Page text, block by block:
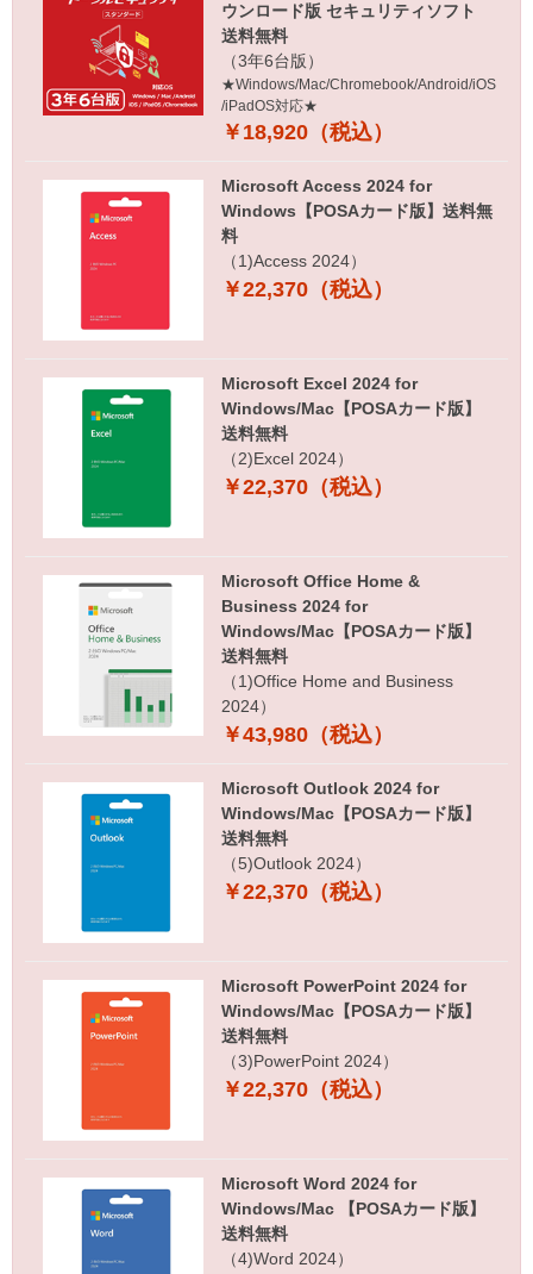
ウンロード版 セキュリティソフト
送料無料
（3年6台版）
★Windows/Mac/Chromebook/Android/iOS
/iPadOS対応★
￥18,920（税込）
Microsoft Access 2024 for
Windows【POSAカード版】送料無
料
（1)Access 2024）
￥22,370（税込）
Microsoft Excel 2024 for
Windows/Mac【POSAカード版】
送料無料
（2)Excel 2024）
￥22,370（税込）
Microsoft Office Home &
Business 2024 for
Windows/Mac【POSAカード版】
送料無料
（1)Office Home and Business
2024）
￥43,980（税込）
Microsoft Outlook 2024 for
Windows/Mac【POSAカード版】
送料無料
（5)Outlook 2024）
￥22,370（税込）
Microsoft PowerPoint 2024 for
Windows/Mac【POSAカード版】
送料無料
（3)PowerPoint 2024）
￥22,370（税込）
Microsoft Word 2024 for
Windows/Mac 【POSAカード版】
送料無料
（4)Word 2024）